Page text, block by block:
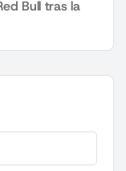
Bull tras la